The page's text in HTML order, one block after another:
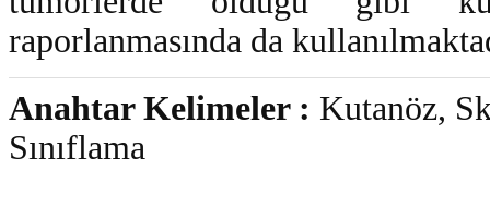
raporlanmasında da
Anahtar Kelimeler : Kutanöz,
Sınıflama